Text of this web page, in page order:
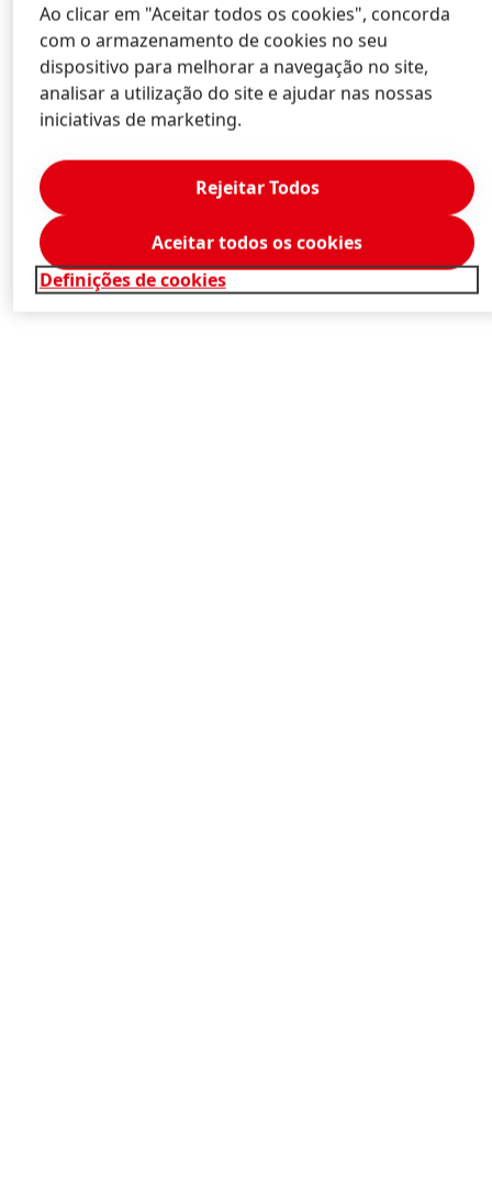
Ao clicar em "Aceitar todos os cookies", concorda
com o armazenamento de cookies no seu
dispositivo para melhorar a navegação no site,
analisar a utilização do site e ajudar nas nossas
iniciativas de marketing.
Definições de cookies
Rejeitar Todos
Aceitar todos os cookies